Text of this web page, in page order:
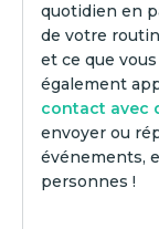
quotidien en
de votre
et ce que
également
contact avec
envoyer ou
événements,
personnes !